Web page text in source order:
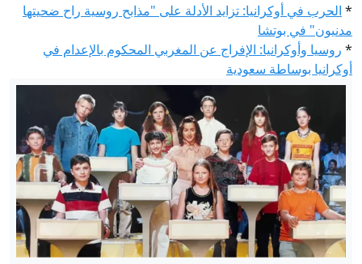
* الحرب في أوكرانيا: تزايد الأدلة على "مذابح روسية راح ضحيتها
مدنيون" في بوتشا
* روسيا وأوكرانيا: الإفراج عن المغربي المحكوم بالإعدام في
أوكرانيا بوساطة سعودية